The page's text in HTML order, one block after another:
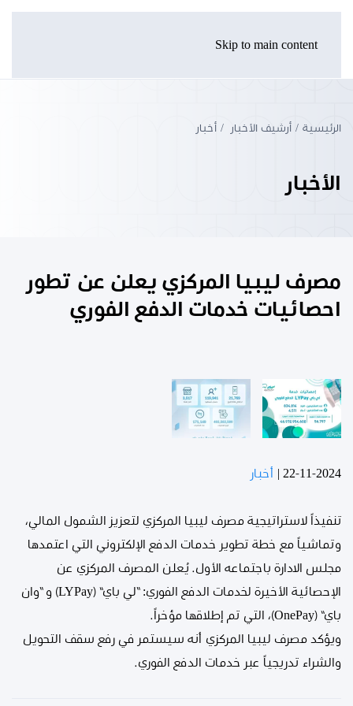
Skip to main content
الرئيسية أرشيف الأخبار أخبار
الأخبار
مصرف ليبيا المركزي يعلن عن تطور
احصائيات خدمات الدفع الفوري
22-11-2024 أخبار
تنفيذاً لاستراتيجية مصرف ليبيا المركزي لتعزيز الشمول المالي،
وتماشياً مع خطة تطوير خدمات الدفع الإلكتروني التي اعتمدها
مجلس الادارة باجتماعه الأول. يُعلن المصرف المركزي عن
الإحصائية الأخيرة لخدمات الدفع الفوري: “لي باي” (LYPay) و “وان
باي” (OnePay)، التي تم إطلاقها مؤخراً.
ويؤكد مصرف ليبيا المركزي أنه سيستمر في رفع سقف التحويل
والشراء تدريجياً عبر خدمات الدفع الفوري.